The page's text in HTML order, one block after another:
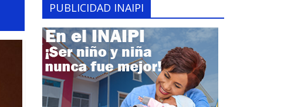
PUBLICIDAD INAIPI